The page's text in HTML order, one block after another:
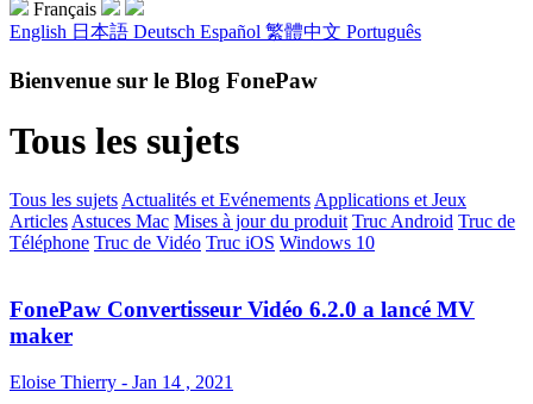
Français
English 日本語 Deutsch Español 繁體中文 Português
Bienvenue sur le Blog FonePaw
Tous les sujets
Tous les sujets Actualités et Evénements Applications et Jeux
Articles Astuces Mac Mises à jour du produit Truc Android Truc de
Téléphone Truc de Vidéo Truc iOS Windows 10
FonePaw Convertisseur Vidéo 6.2.0 a lancé MV
maker
Eloise Thierry - Jan 14 , 2021